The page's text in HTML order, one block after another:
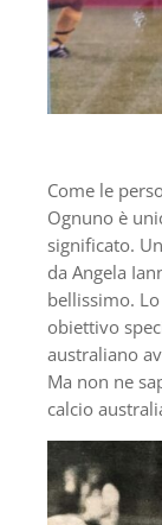
Come le
Ognuno è
significato.
da Angela
bellissimo. Lo
obiettivo
australiano
Ma non ne
calcio